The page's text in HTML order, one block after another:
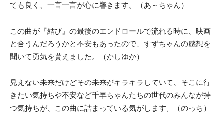
ても良く、一言一言が心に響きます。（あ～ちゃん）
この曲が『結び』の最後のエンドロールで流れる時に、映画
と合うんだろうかと不安もあったので、すずちゃんの感想を
聞いて勇気を貰えました。（かしゆか）
見えない未来だけどその未来がキラキラしていて、そこに行
きたい気持ちや不安など千早ちゃんたちの世代のみんなが持
つ気持ちが、この曲に詰まっている気がします。（のっち）